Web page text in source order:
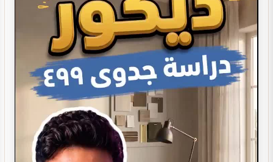
تصميم ديكور صيدلية مستلزمات العناية
تصميم بوفيه مودرن